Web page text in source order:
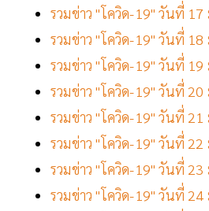
รวมข่าว "โควิด-19" วันที่ 17
รวมข่าว "โควิด-19" วันที่ 18
รวมข่าว "โควิด-19" วันที่ 19
รวมข่าว "โควิด-19" วันที่ 20
รวมข่าว "โควิด-19" วันที่ 21
รวมข่าว "โควิด-19" วันที่ 22
รวมข่าว "โควิด-19" วันที่ 23
รวมข่าว "โควิด-19" วันที่ 24